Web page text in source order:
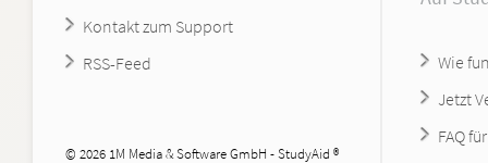
Kontakt zum Support
RSS-Feed
© 2026 1M Media & Software GmbH - StudyAid ®
Wie
Jetzt
FAQ